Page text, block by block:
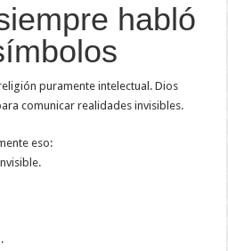
habló
puramente intelectual. Dios
comunicar realidades invisibles.
eso: